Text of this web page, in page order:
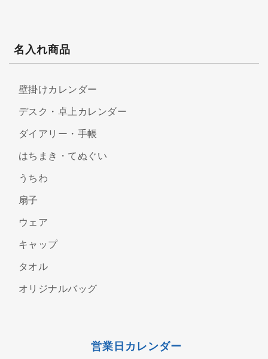
名入れ商品
壁掛けカレンダー
デスク・卓上カレンダー
ダイアリー・手帳
はちまき・てぬぐい
うちわ
扇子
ウェア
キャップ
タオル
オリジナルバッグ
営業日カレンダー